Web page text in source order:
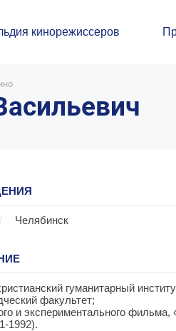
кинорежиссеров
/ Челябинск
гуманитарный
факультет;
и экспериментального
1992).